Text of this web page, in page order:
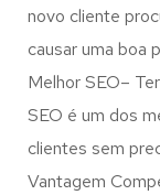
novo cliente
causar uma boa
Melhor SEO–
SEO é um dos
clientes sem
Vantagem